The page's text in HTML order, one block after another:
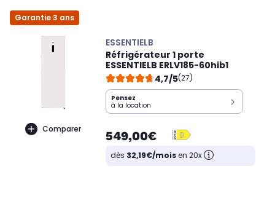
Garantie 3 ans
Comparer
ESSENTIELB
Réfrigérateur 1 porte
ESSENTIELB ERLV185-60hib1
4,7/5(27)
Pensez
à la location
549,00€
dès 32,19€/moisen 20x